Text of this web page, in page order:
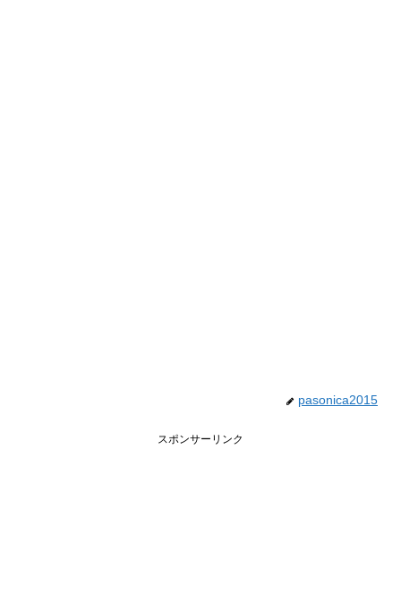
pasonica2015
スポンサーリンク